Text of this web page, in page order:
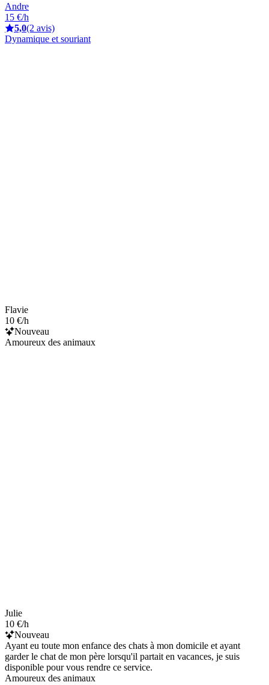
Andre
15 €/h
5,0(2 avis)
Dynamique et souriant
Flavie
10 €/h
Nouveau
Amoureux des animaux
Julie
10 €/h
Nouveau
Ayant eu toute mon enfance des chats à mon domicile et ayant
garder le chat de mon père lorsqu'il partait en vacances, je suis
disponible pour vous rendre ce service.
Amoureux des animaux